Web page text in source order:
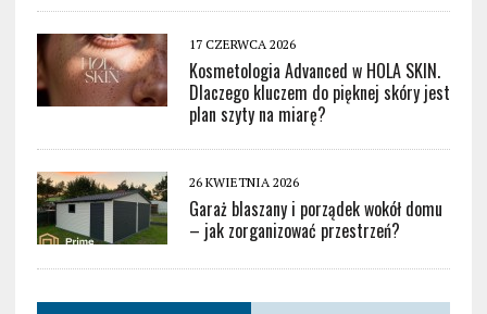
17 CZERWCA 2026
Kosmetologia Advanced w HOLA SKIN.
Dlaczego kluczem do pięknej skóry jest
plan szyty na miarę?
26 KWIETNIA 2026
Garaż blaszany i porządek wokół domu
– jak zorganizować przestrzeń?